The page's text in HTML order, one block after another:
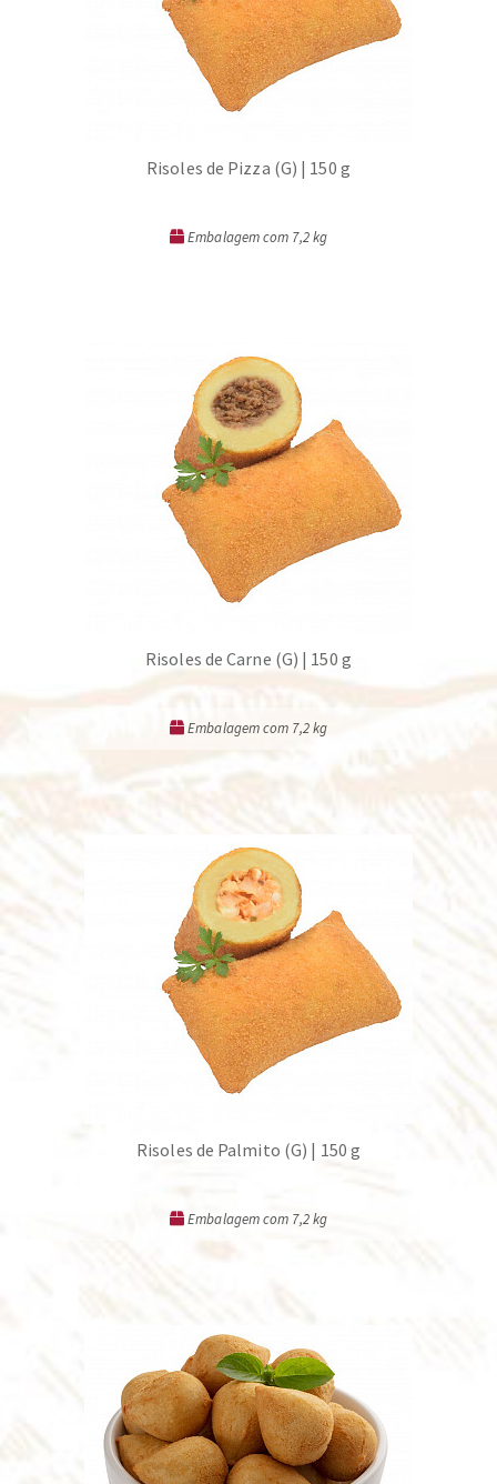
Risoles de Pizza (G) | 150 g
Embalagem com 7,2 kg
Risoles de Carne (G) | 150 g
Embalagem com 7,2 kg
Risoles de Palmito (G) | 150 g
Embalagem com 7,2 kg